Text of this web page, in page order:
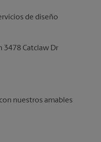
de diseño
3478 Catclaw Dr
nuestros amables